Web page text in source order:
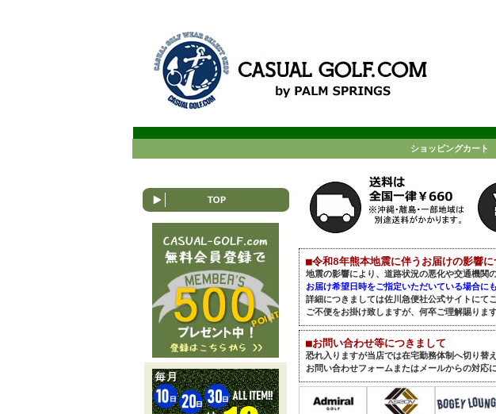
ショッピングカート
■令和8年熊本地震に伴うお届けの影
地震の影響により、道路状況の悪化や交通機関
お届け希望日時をご指定いただいている場合に
詳細につきましては佐川急便社公式サイトにて
ご不便をお掛け致しますが、何卒ご理解賜りま
■お問い合わせ等につきまして
恐れ入りますが当店では在宅勤務体制へ切り替え
お問い合わせフォームまたはメールからの対応